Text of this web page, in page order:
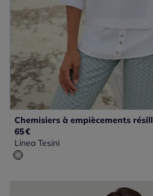
65€
Linea Tesini